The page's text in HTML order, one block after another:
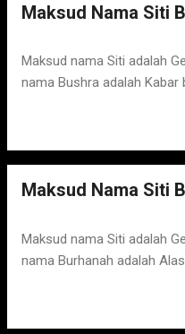
Maksud Nama Siti
Maksud nama Siti adalah
nama Bushra adalah Kabar
Maksud Nama Siti
Maksud nama Siti adalah
nama Burhanah adalah